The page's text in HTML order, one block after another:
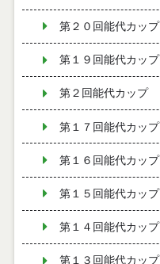
第２０回能代カップ
第１９回能代カップ
第２回能代カップ
第１７回能代カップ
第１６回能代カップ
第１５回能代カップ
第１４回能代カップ
第１３回能代カップ